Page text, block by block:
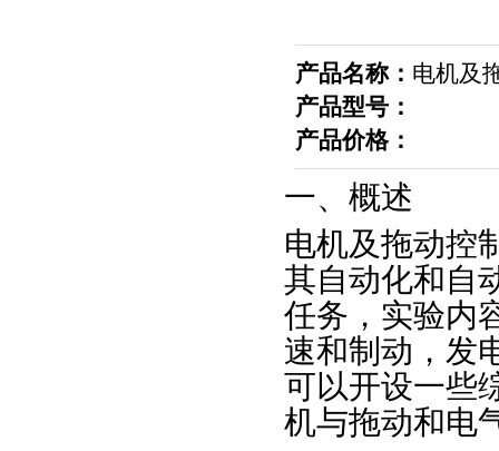
产品名称： 电机及
产品型号：
产品价格：
一、概述
电机及拖动控
其自动化和自
任务，实验内
速和制动，发
可以开设一些
机与拖动和电